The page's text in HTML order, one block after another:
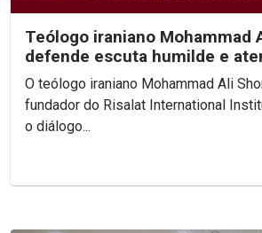
Teólogo iraniano Mohammad
defende escuta humilde e
base de diálogo...
O teólogo iraniano Mohammad Ali
fundador do Risalat International
o diálogo...